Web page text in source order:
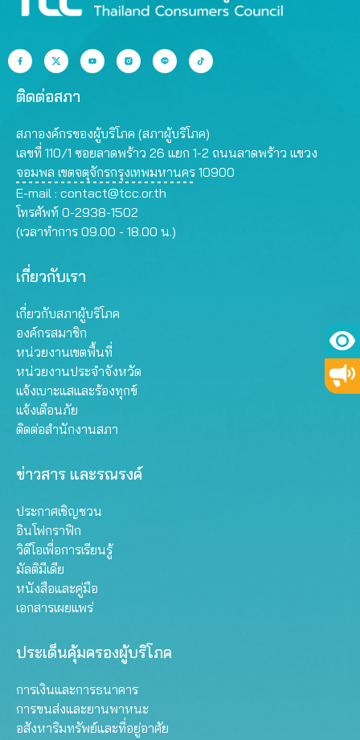
ติดต่อสภา
สภาองค์กรของผู้บริโภค (สภาผู้บริโภค)
เลขที่ 110/1 ซอยลาดพร้าว 26 แยก 1-2 ถนนลาดพร้าว แขวง
จอมพล เขตจตุจักรกรุงเทพมหานคร 10900
E-mail : contact@tcc.or.th
โทรศัพท์ 0-2938-1502
(เวลาทำการ 09.00 - 18.00 น.)
เกี่ยวกับเรา
เกี่ยวกับสภาผู้บริโภค
องค์กรสมาชิก
หน่วยงานเขตพื้นที่
หน่วยงานประจำจังหวัด
แจ้งเบาะแสและร้องทุกข์
แจ้งเตือนภัย
ติดต่อสำนักงานสภา
ข่าวสาร และรณรงค์
ประกาศเชิญชวน
อินโฟกราฟิก
วิดีโอเพื่อการเรียนรู้
มัลติมีเดีย
หนังสือและคู่มือ
เอกสารเผยแพร่
ประเด็นคุ้มครองผู้บริโภค
การเงินและการธนาคาร
การขนส่งและยานพาหนะ
อสังหาริมทรัพย์และที่อยู่อาศัย